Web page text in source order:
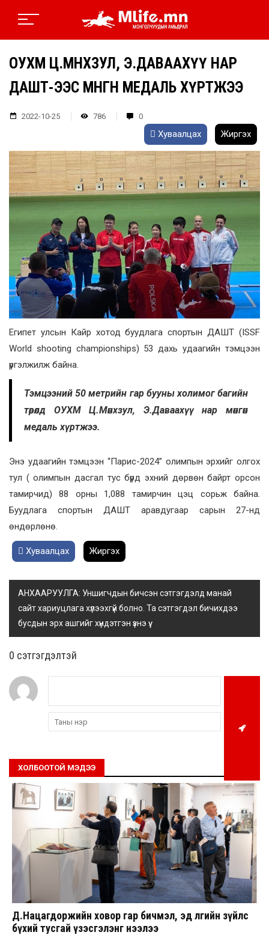
ОУХМ Ц.МӨНХЗУЛ, Э.ДАВААХҮҮ НАР
ДАШТ-ЭЭС МӨНГӨН МЕДАЛЬ ХҮРТЖЭЭ
2022-10-25 786 0
Хуваалцах Жиргэх
Египет улсын Кайр хотод буудлага спортын ДАШТ (ISSF
World shooting championships) 53 дахь удаагийн тэмцээн
үргэлжилж байна.
Тэмцээний 50 метрийн гар бууны холимог багийн
төрөлд ОУХМ Ц.Мөнхзул, Э.Даваахүү нар мөнгөн
медаль хүртжээ.
Энэ удаагийн тэмцээн “Парис-2024” олимпын эрхийг олгох
тул ( олимпын дасгал тус бүрд эхний дөрвөн байрт орсон
тамирчид) 88 орны 1,088 тамирчин цэц сорьж байна.
Буудлага спортын ДАШТ аравдугаар сарын 27-нд
өндөрлөнө.
Хуваалцах Жиргэх
АНХААРУУЛГА: Уншигчдын бичсэн сэтгэгдэлд манай
сайт хариуцлага хүлээхгүй болно. Та сэтгэгдэл бичихдээ
бусдын эрх ашгийг хүндэтгэн үзнэ үү.
0 cэтгэгдэлтэй
ХОЛБООТОЙ МЭДЭЭ
Д.Нацагдоржийн ховор гар бичмэл, эд өлгийн зүйлс
бүхий тусгай үзэсгэлэнг нээлээ